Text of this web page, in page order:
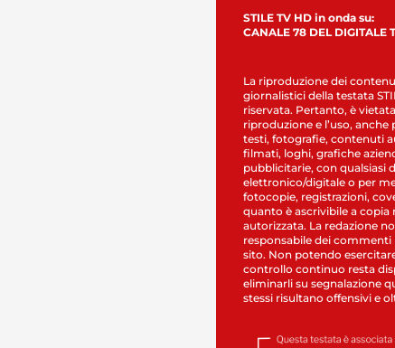
STILE TV HD in onda su:
CANALE 78 DEL DIGITALE
La riproduzione dei
giornalistici della testata
riservata. Pertanto, è
riproduzione e l’uso, anche
testi, fotografie, contenuti
filmati, loghi, grafiche
pubblicitarie, con qualsiasi
elettronico/digitale o per
fotocopie, registrazioni,
quanto è ascrivibile a copia
autorizzata. La redazione
responsabile dei commenti
sito. Non potendo
controllo continuo resta
eliminarli su segnalazione
stessi risultano offensivi e